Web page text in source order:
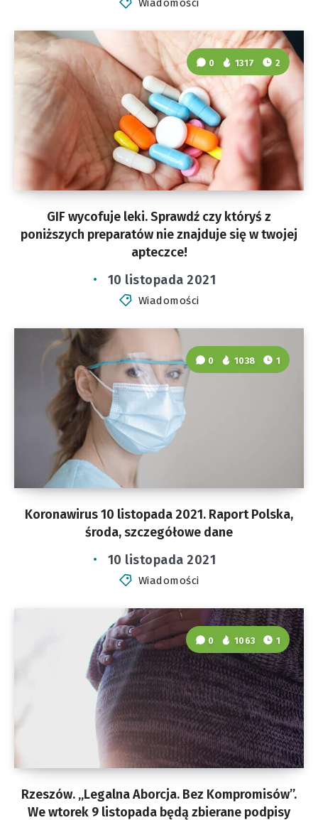
Wiadomości
GIF wycofuje leki. Sprawdź czy któryś z
poniższych preparatów nie znajduje się w twojej
apteczce!
0 1317 2
10 listopada 2021
Wiadomości
Koronawirus 10 listopada 2021. Raport Polska,
środa, szczegółowe dane
0 1038 1
10 listopada 2021
Wiadomości
Rzeszów. „Legalna Aborcja. Bez Kompromisów”.
We wtorek 9 listopada będą zbierane podpisy
0 1063 1